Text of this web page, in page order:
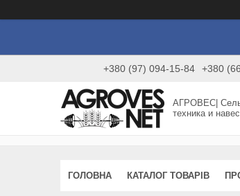
+380 (97) 094-15-84 +380
АГРОВЕС|
техника и
ГОЛОВНА КАТАЛОГ ТОВАРІВ